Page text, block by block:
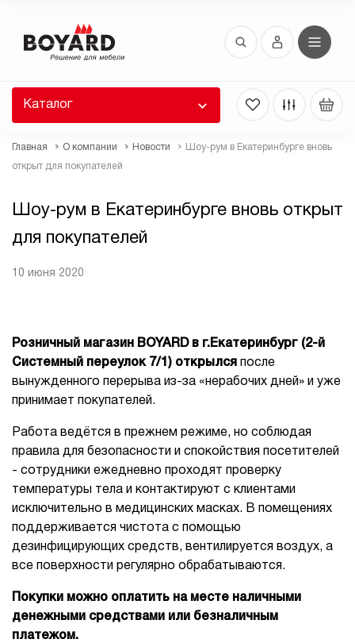
Каталог
Главная О компании Новости Шоу-рум в Екатеринбурге вновь
открыт для покупателей
Шоу-рум в Екатеринбурге вновь открыт
для покупателей
10 июня 2020
Розничный магазин BOYARD в г.Екатеринбург (2-й
Системный переулок 7/1) открылся после
вынужденного перерыва из-за «нерабочих дней» и уже
принимает покупателей.
Работа ведётся в прежнем режиме, но соблюдая
правила для безопасности и спокойствия посетителей
- сотрудники ежедневно проходят проверку
температуры тела и контактируют с клиентами
исключительно в медицинских масках. В помещениях
поддерживается чистота с помощью
дезинфицирующих средств, вентилируется воздух, а
все поверхности регулярно обрабатываются.
Покупки можно оплатить на месте наличными
денежными средствами или безналичным
платежом.
Восстановление пароля
высланы вам по E-Mail.
ссылку для восстановления